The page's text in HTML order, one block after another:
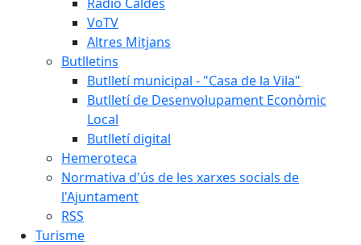
VoTV
Altres Mitjans
Butlletins
Butlletí municipal - "Casa de la Vila"
Butlletí de Desenvolupament Econòmic
Local
Butlletí digital
Hemeroteca
Normativa d'ús de les xarxes socials de
l'Ajuntament
RSS
Turisme